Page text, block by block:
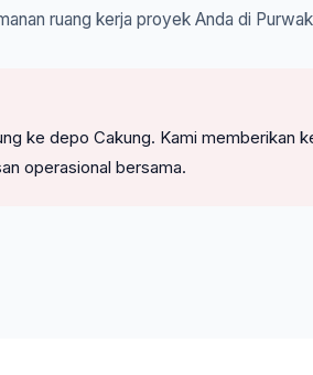
ruang kerja proyek Anda di
ke depo Cakung. Kami memberikan
operasional bersama.